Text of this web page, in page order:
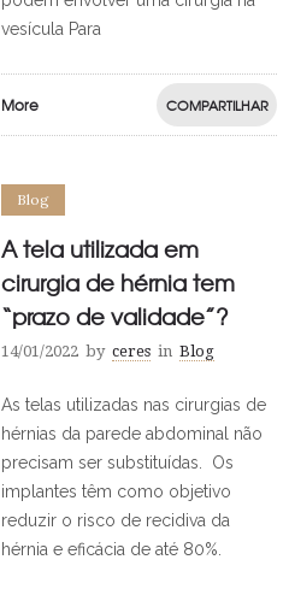
vesícula Para
More COMPARTILHAR
Blog
A tela utilizada em
cirurgia de hérnia tem
“prazo de validade”?
14/01/2022 by ceres in Blog
As telas utilizadas nas cirurgias de
hérnias da parede abdominal não
precisam ser substituídas. Os
implantes têm como objetivo
reduzir o risco de recidiva da
hérnia e eficácia de até 80%.